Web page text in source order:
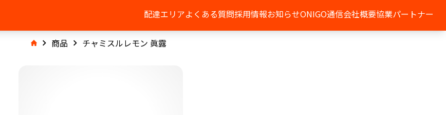
配達エリアよくある質問採用情報お知らせONIGO通信会社概要協業パートナー
商品 チャミスルレモン 眞露